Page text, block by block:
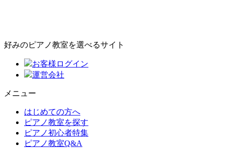
好みのピアノ教室を選べるサイト
お客様ログイン
運営会社
メニュー
はじめての方へ
ピアノ教室を探す
ピアノ初心者特集
ピアノ教室Q&A